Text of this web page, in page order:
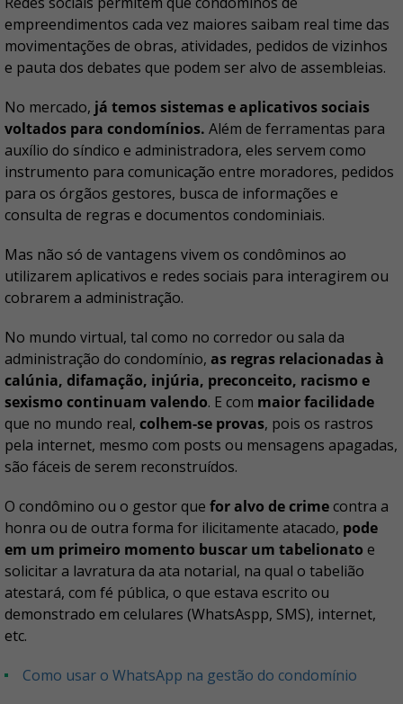
empreendimentos cada vez maiores saibam real time das
movimentações de obras, atividades, pedidos de vizinhos
e pauta dos debates que podem ser alvo de assembleias.
No mercado, já temos sistemas e aplicativos sociais
voltados para condomínios. Além de ferramentas para
auxílio do síndico e administradora, eles servem como
instrumento para comunicação entre moradores, pedidos
para os órgãos gestores, busca de informações e
consulta de regras e documentos condominiais.
Mas não só de vantagens vivem os condôminos ao
utilizarem aplicativos e redes sociais para interagirem ou
cobrarem a administração.
No mundo virtual, tal como no corredor ou sala da
administração do condomínio, as regras relacionadas à
calúnia, difamação, injúria, preconceito, racismo e
sexismo continuam valendo. E com maior facilidade
que no mundo real, colhem-se provas, pois os rastros
pela internet, mesmo com posts ou mensagens apagadas,
são fáceis de serem reconstruídos.
O condômino ou o gestor que for alvo de crimecontra a
honra ou de outra forma for ilicitamente atacado, pode
em um primeiro momento buscar um tabelionato e
solicitar a lavratura da ata notarial, na qual o tabelião
atestará, com fé pública, o que estava escrito ou
demonstrado em celulares (WhatsAspp, SMS), internet,
etc.
Como usar o WhatsApp na gestão do condomínio